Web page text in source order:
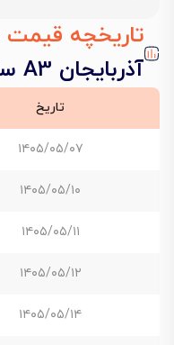
تاریخچه قیمت
آذربایجان A3 سایز 25
تاریخ
۱۴۰۵/۰۵/۰۷
۱۴۰۵/۰۵/۱۰
۱۴۰۵/۰۵/۱۱
۱۴۰۵/۰۵/۱۲
۱۴۰۵/۰۵/۱۴